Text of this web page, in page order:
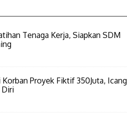
Tenaga Kerja, Siapkan SDM
Proyek Fiktif 350Juta, Icang
Diri